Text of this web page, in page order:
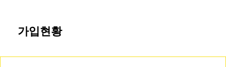
가입현황